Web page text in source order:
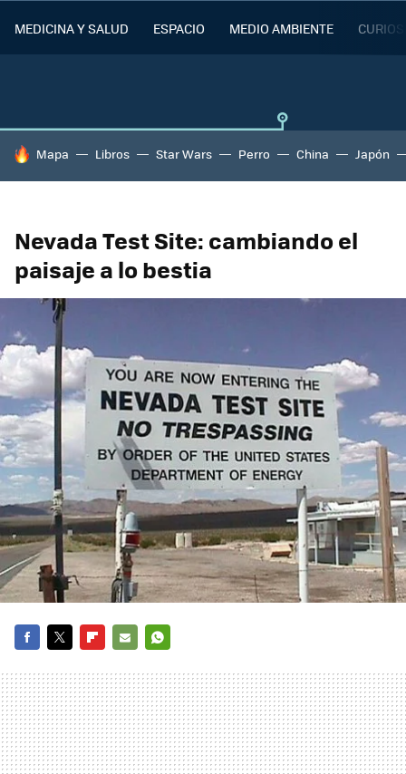
MEDICINA Y SALUD ESPACIO MEDIO AMBIENTE
HOY SE HABLA DE
Mapa Libros Star Wars Perro China Japón
Nevada Test Site: cambiando el
paisaje a lo bestia
MAIL